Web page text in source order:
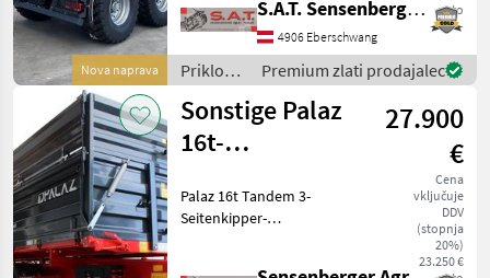
Nova naprava
neto
Eigengewicht 4.600 kg -
Volumen 21 m³ -
Brückenlänge : 5.000
S.A.T. Sensenberger Agrar-Technik
4906 Eberschwang
Priklopniki
/
Sonstige
Premium zlati prodajalec
Sonstige Palaz
16t-
Schotterklappe
27.900
€
Cena
vključuje
DDV
(stopnja
20%)
23.250 €
Palaz 16t Tandem 3-
Seitenkipper-